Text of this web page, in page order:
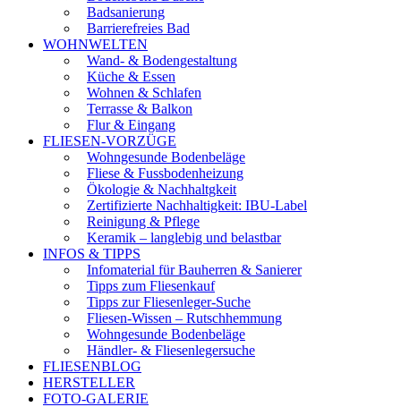
Badsanierung
Barrierefreies Bad
WOHNWELTEN
Wand- & Bodengestaltung
Küche & Essen
Wohnen & Schlafen
Terrasse & Balkon
Flur & Eingang
FLIESEN-VORZÜGE
Wohngesunde Bodenbeläge
Fliese & Fussbodenheizung
Ökologie & Nachhaltgkeit
Zertifizierte Nachhaltigkeit: IBU-Label
Reinigung & Pflege
Keramik – langlebig und belastbar
INFOS & TIPPS
Infomaterial für Bauherren & Sanierer
Tipps zum Fliesenkauf
Tipps zur Fliesenleger-Suche
Fliesen-Wissen – Rutschhemmung
Wohngesunde Bodenbeläge
Händler- & Fliesenlegersuche
FLIESENBLOG
HERSTELLER
FOTO-GALERIE